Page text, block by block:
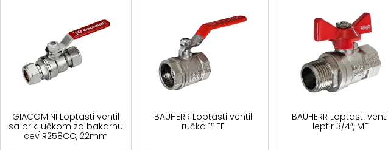
GIACOMINI Loptasti ventil
sa priključkom za bakarnu
cev R258CC, 22mm
BAUHERR Loptasti ventil
ručka 1″ FF
BAUHERR Loptasti
leptir 3/4″, MF